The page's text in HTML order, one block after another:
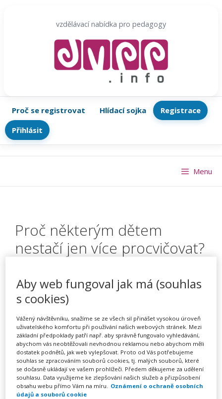
vzdělávací nabídka pro pedagogy
Proč se registrovat Hlídací sojka
Registrace
Přihlásit
Proč některým dětem
nestačí jen více procvičovat?
práci se žáky se specifickými
poruchami učení (webinář)
PořádáZřetel, s.r.o.
TERMÍN
11. 12. 2026
Menu
Aby web fungoval jak má (souhlas
s cookies)
Vážený návštěvníku, snažíme se ze všech sil přinášet vysokou úroveň
uživatelského komfortu při používání našich webových stránek. Mezi
základní předpoklady patří např. aby správně fungovalo vyhledávání,
abychom vás neobtěžovali nevhodnou reklamou nebo abychom měli
dostatek podnětů, jak web vylepšovat. Proto od Vás potřebujeme
souhlas se zpracováním souborů cookies, tj. malých souborů, které
se dočasně ukládají ve vašem prohlížeči. Předem děkujeme za udělení
souhlasu. Data využijeme ke zlepšování našich služeb a přizpůsobení
obsahu webu přímo Vám na míru. Oznámení o ochraně osobních
údajů a souborů cookie